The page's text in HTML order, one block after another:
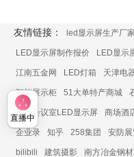
友情链接： led显示屏生产厂家
LED显示屏制作报价 LED显示
江南五金网 LED灯箱 天津电
智能展示柜 51大单特产商城
展厅会议室LED显示屏 商场酒
企业录 知乎 258集团 安防展
bilibili 建筑摄影 南方冶金钢材
直播中